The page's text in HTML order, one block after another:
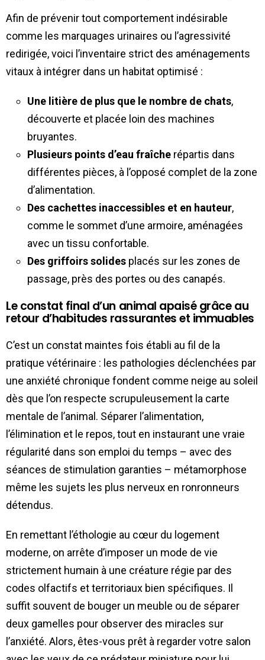
Afin de prévenir tout comportement indésirable
comme les marquages urinaires ou l’agressivité
redirigée, voici l’inventaire strict des aménagements
vitaux à intégrer dans un habitat optimisé :
Une litière de plus que le nombre de chats,
découverte et placée loin des machines
bruyantes.
Plusieurs points d’eau fraîche répartis dans
différentes pièces, à l’opposé complet de la zone
d’alimentation.
Des cachettes inaccessibles et en hauteur,
comme le sommet d’une armoire, aménagées
avec un tissu confortable.
Des griffoirs solides placés sur les zones de
passage, près des portes ou des canapés.
Le constat final d’un animal apaisé grâce au
retour d’habitudes rassurantes et immuables
C’est un constat maintes fois établi au fil de la
pratique vétérinaire : les pathologies déclenchées par
une anxiété chronique fondent comme neige au soleil
dès que l’on respecte scrupuleusement la carte
mentale de l’animal. Séparer l’alimentation,
l’élimination et le repos, tout en instaurant une vraie
régularité dans son emploi du temps – avec des
séances de stimulation garanties – métamorphose
même les sujets les plus nerveux en ronronneurs
détendus.
En remettant l’éthologie au cœur du logement
moderne, on arrête d’imposer un mode de vie
strictement humain à une créature régie par des
codes olfactifs et territoriaux bien spécifiques. Il
suffit souvent de bouger un meuble ou de séparer
deux gamelles pour observer des miracles sur
l’anxiété. Alors, êtes-vous prêt à regarder votre salon